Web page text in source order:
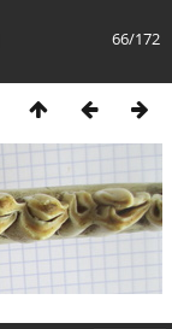
66/172